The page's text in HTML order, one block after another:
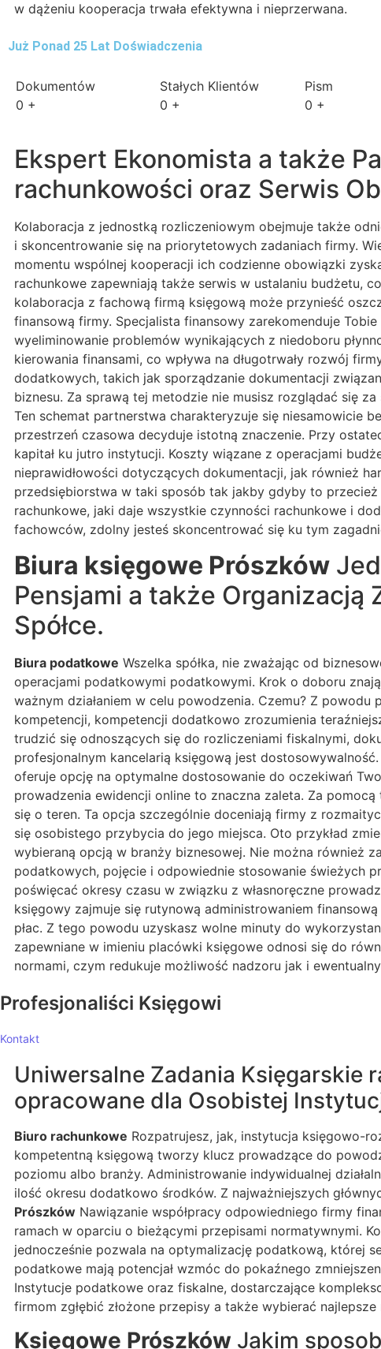
w dążeniu kooperacja trwała efektywna i nieprzerwana.
Już Ponad 25 Lat Doświadczenia
Dokumentów
0 +
Stałych Klientów
0 +
Pism
0 +
Ekspert Ekonomista a także
rachunkowości oraz Serwis
Kolaboracja z jednostką rozliczeniowym obejmuje także
i skoncentrowanie się na priorytetowych zadaniach firmy.
momentu wspólnej kooperacji ich codzienne obowiązki
rachunkowe zapewniają także serwis w ustalaniu budżetu,
kolaboracja z fachową firmą księgową może przynieść
finansową firmy. Specjalista finansowy zarekomenduje
wyeliminowanie problemów wynikających z niedoboru
kierowania finansami, co wpływa na długotrwały rozwój
dodatkowych, takich jak sporządzanie dokumentacji
biznesu. Za sprawą tej metodzie nie musisz rozglądać się
Ten schemat partnerstwa charakteryzuje się niesamowicie
przestrzeń czasowa decyduje istotną znaczenie. Przy
kapitał ku jutro instytucji. Koszty wiązane z operacjami
nieprawidłowości dotyczących dokumentacji, jak również
przedsiębiorstwa w taki sposób tak jakby gdyby to
rachunkowe, jaki daje wszystkie czynności rachunkowe i
fachowców, zdolny jesteś skoncentrować się ku tym
Biura księgowe Prószków
Pensjami a także Organizacją
Spółce.
Biura podatkowe Wszelka spółka, nie zważając od
operacjami podatkowymi podatkowymi. Krok o doboru
ważnym działaniem w celu powodzenia. Czemu? Z
kompetencji, kompetencji dodatkowo zrozumienia
trudzić się odnoszących się do rozliczeniami fiskalnymi,
profesjonalnym kancelarią księgową jest
oferuje opcję na optymalne dostosowanie do oczekiwań
prowadzenia ewidencji online to znaczna zaleta. Za
się o teren. Ta opcja szczególnie doceniają firmy z
się osobistego przybycia do jego miejsca. Oto przykład
wybieraną opcją w branży biznesowej. Nie można również
podatkowych, pojęcie i odpowiednie stosowanie świeżych
poświęcać okresy czasu w związku z własnoręczne
księgowy zajmuje się rutynową administrowaniem
płac. Z tego powodu uzyskasz wolne minuty do
zapewniane w imieniu placówki księgowe odnosi się do
normami, czym redukuje możliwość nadzoru jak i
Profesjonaliści Księgowi
Kontakt
Uniwersalne Zadania Księgarskie
opracowane dla Osobistej
Biuro rachunkowe Rozpatrujesz, jak, instytucja księgowo-
kompetentną księgową tworzy klucz prowadzące do
poziomu albo branży. Administrowanie indywidualnej
ilość okresu dodatkowo środków. Z najważniejszych
Prószków Nawiązanie współpracy odpowiedniego firmy
ramach w oparciu o bieżącymi przepisami normatywnymi.
jednocześnie pozwala na optymalizację podatkową, której
podatkowe mają potencjał wzmóc do pokaźnego
Instytucje podatkowe oraz fiskalne, dostarczające
firmom zgłębić złożone przepisy a także wybierać najlepsze
Księgowe Prószków Jakim